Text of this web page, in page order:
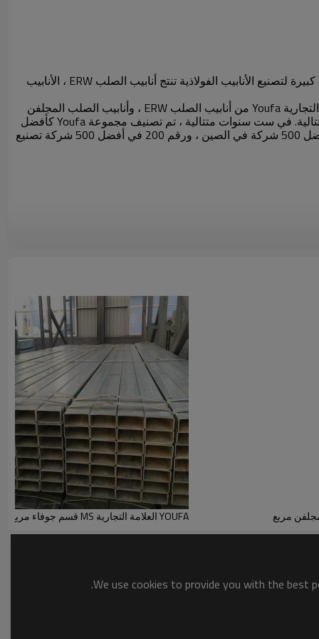
، 2000 ، تقع في قرية Daqiuzhuang ، مدينة تيانجين ، وهي مؤسسة كبيرة لتصنيع الأنابيب الفولاذية تنتج أنابيب الصلب ERW ، الأنابيب
تم تأكيد العلامة التجارية Youfa كعلامة تجارية مشهورة في الصين من قبل مكتب العلامات التجارية SAIC في مارس 2008. تم منح العلامة التجارية Youfa من أنابيب الصلب ERW ، وأنابيب الصلب المجلفن
بالغمس الساخن ، وأنابيب الصلب SSAW ، على أنها "منتج العلامة التجارية الشهيرة من تيانجين" من قبل تيانجين الحكومة لسنوات عديدة متتالية. في ست سنوات متتالية ، تم تصنيف مجموعة Youfa كأفضل
500 شركة صينية في نفس الصناعة ، وأعلى 500 شركة تصنيع في الصين. في عام 2012 ، احتلت مجموعة Youfa المرتبة رقم 375 في أفضل 500 شركة في الصين ، ورقم 200 في أفضل 500 شركة تصنيع
YOUFA العلامة التجارية MS قسم جوفاء مربع وأنابيب مستطيلة
We use cookies to provide you with the best